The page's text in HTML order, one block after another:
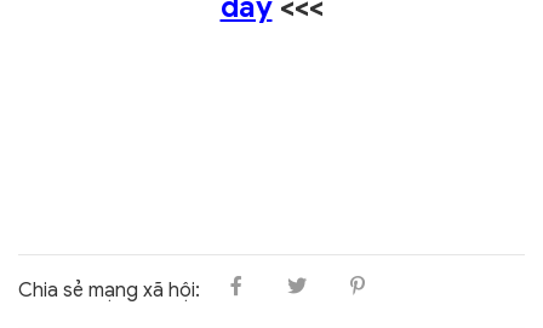
Chia sẻ mạng xã hội: